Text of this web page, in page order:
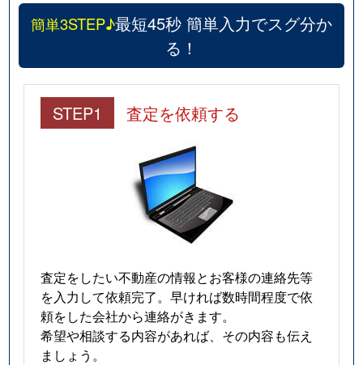
簡単3STEP♪最短45秒 簡単入力でスグ分か
る！
STEP1 査定を依頼する
査定をしたい不動産の情報とお客様の連絡先等
を入力して依頼完了。早ければ数時間程度で依
頼をした会社から連絡がきます。
希望や相談する内容があれば、その内容も伝え
ましょう。